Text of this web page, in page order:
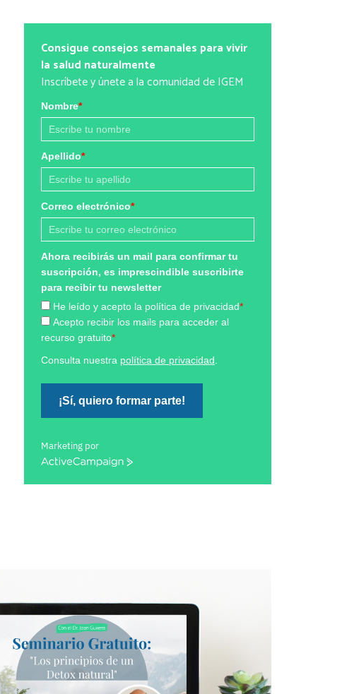
Consigue consejos semanales para vivir
la salud naturalmente
Inscríbete y únete a la comunidad de IGEM
Nombre*
Apellido*
Correo electrónico*
Ahora recibirás un mail para confirmar tu
suscripción, es imprescindible suscribirte
para recibir tu newsletter
He leído y acepto la política de privacidad*
Acepto recibir los mails para acceder al
recurso gratuito*
Consulta nuestra política de privacidad
¡Sí, quiero formar parte!
Marketing por
ActiveCampaign